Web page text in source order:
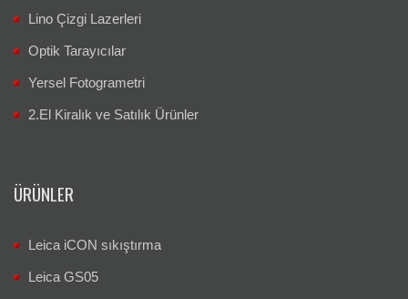
Lino Çizgi Lazerleri
Optik Tarayıcılar
Yersel Fotogrametri
2.El Kiralık ve Satılık Ürünler
ÜRÜNLER
Leica iCON sıkıştırma
Leica GS05